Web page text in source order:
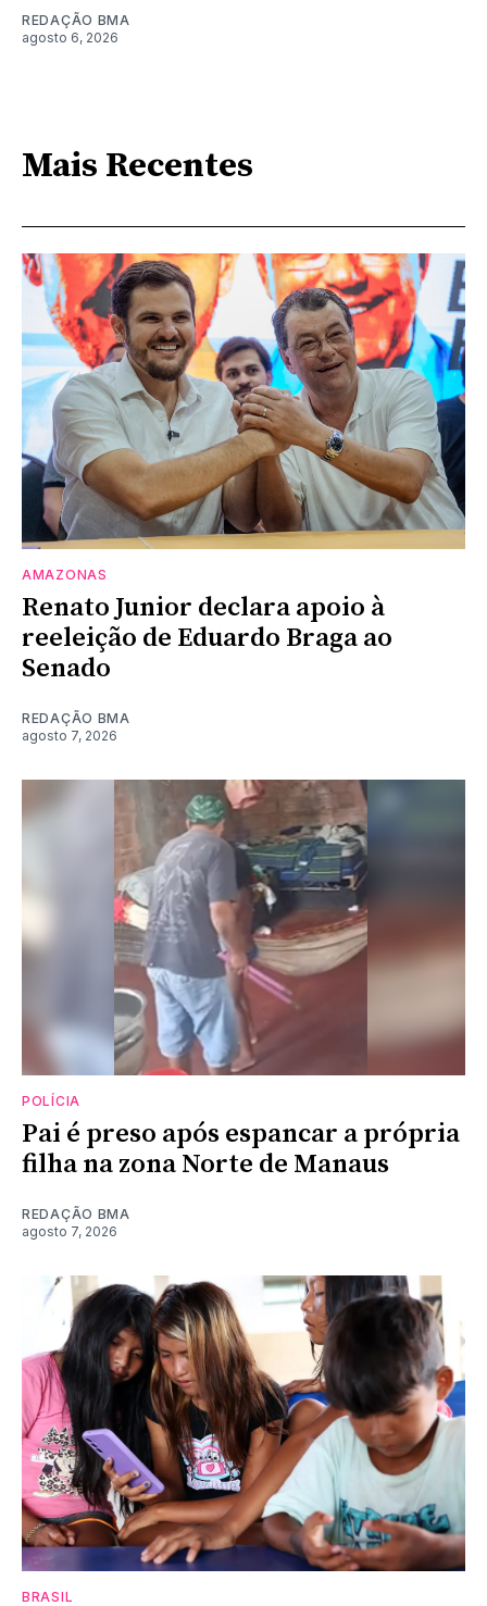
REDAÇÃO BMA
agosto 6, 2026
Mais Recentes
AMAZONAS
Renato Junior declara apoio à
reeleição de Eduardo Braga ao
Senado
REDAÇÃO BMA
agosto 7, 2026
POLÍCIA
Pai é preso após espancar a própria
filha na zona Norte de Manaus
REDAÇÃO BMA
agosto 7, 2026
BRASIL